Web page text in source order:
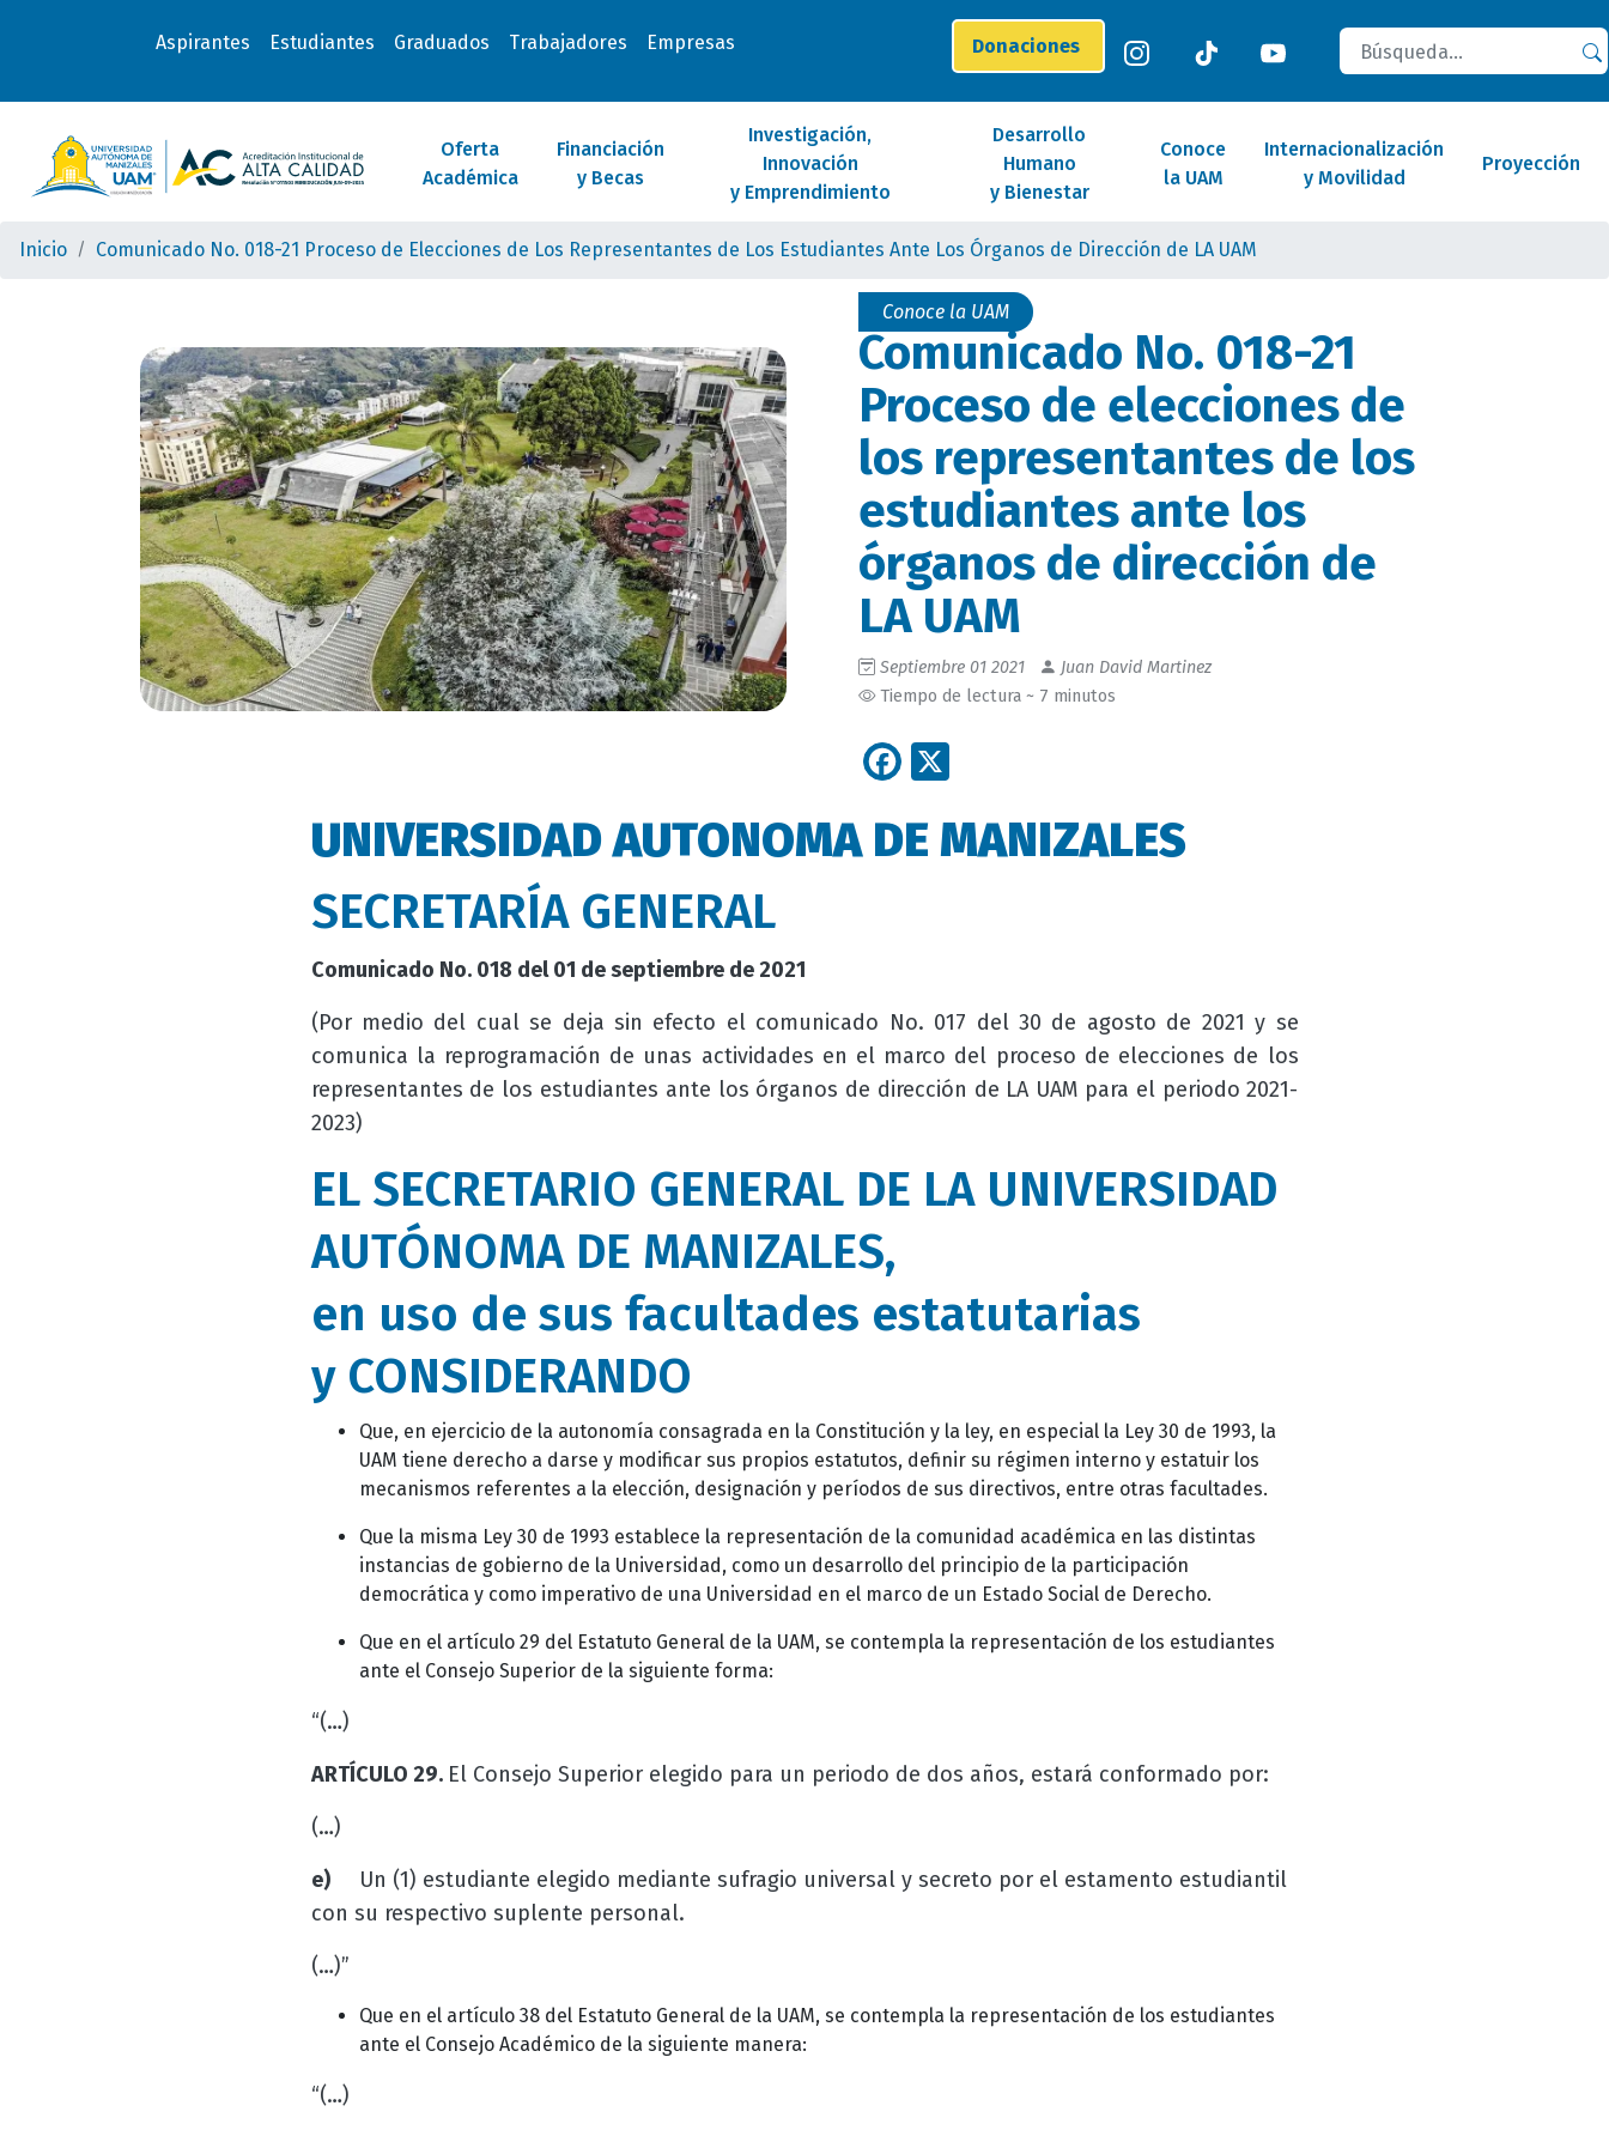
Aspirantes Estudiantes Graduados Trabajadores Empresas Donaciones
Buscar
Oferta
Académica
Financiación
y Becas
Investigación,
Innovación
y Emprendimiento
Desarrollo
Humano
y Bienestar
Conoce
la UAM
Internacionalización
y Movilidad
Proyección
Inicio Comunicado No. 018-21 Proceso de Elecciones de Los Representantes de Los Estudiantes Ante Los Órganos de Dirección de LA UAM
Conoce la UAM
Comunicado No. 018-21
Proceso de elecciones de
los representantes de los
estudiantes ante los
órganos de dirección de
LA UAM
Septiembre 01 2021
Juan David Martinez
Tiempo de lectura ~ 7 minutos
Facebook
UNIVERSIDAD AUTONOMA DE MANIZALES
SECRETARÍA GENERAL
Comunicado No. 018 del 01 de septiembre de 2021
(Por medio del cual se deja sin efecto el comunicado No. 017 del 30 de agosto de 2021 y se
comunica la reprogramación de unas actividades en el marco del proceso de elecciones de los
representantes de los estudiantes ante los órganos de dirección de LA UAM para el periodo 2021-
2023)
EL SECRETARIO GENERAL DE LA UNIVERSIDAD
AUTÓNOMA DE MANIZALES,
en uso de sus facultades estatutarias
y CONSIDERANDO
Que, en ejercicio de la autonomía consagrada en la Constitución y la ley, en especial la Ley 30 de 1993, la
UAM tiene derecho a darse y modificar sus propios estatutos, definir su régimen interno y estatuir los
mecanismos referentes a la elección, designación y períodos de sus directivos, entre otras facultades.
Que la misma Ley 30 de 1993 establece la representación de la comunidad académica en las distintas
instancias de gobierno de la Universidad, como un desarrollo del principio de la participación
democrática y como imperativo de una Universidad en el marco de un Estado Social de Derecho.
Que en el artículo 29 del Estatuto General de la UAM, se contempla la representación de los estudiantes
ante el Consejo Superior de la siguiente forma:
“(…)
ARTÍCULO 29. El Consejo Superior elegido para un periodo de dos años, estará conformado por:
(…)
e)
Un (1) estudiante elegido mediante sufragio universal y secreto por el estamento estudiantil
con su respectivo suplente personal.
(…)”
Que en el artículo 38 del Estatuto General de la UAM, se contempla la representación de los estudiantes
ante el Consejo Académico de la siguiente manera:
“(…)